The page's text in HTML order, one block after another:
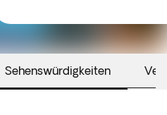
Sehenswürdigkeiten